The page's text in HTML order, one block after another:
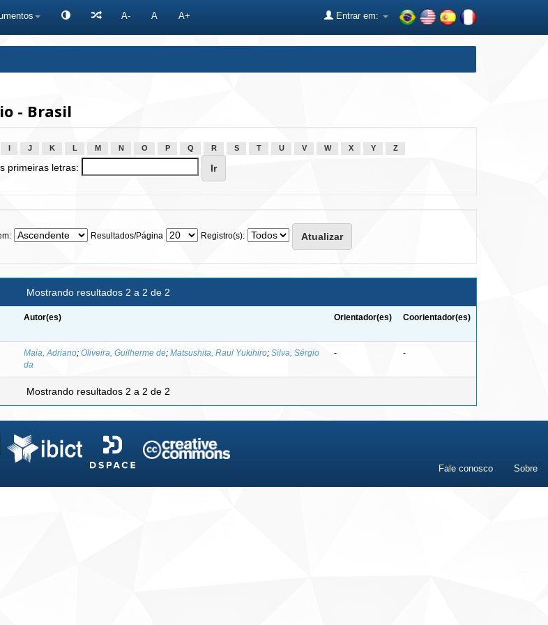
A- A A+ Entrar em:
- Brasil
J K L M N O P Q R S T U V W X Y Z
primeiras letras:
Resultados/Página Registro(s):
Mostrando resultados 2 a 2 de 2
Autor(es) Orientador(es) Coorientador(es)
Maia, Adriano; Oliveira, Guilherme de; Matsushita, Raul Yukihiro; Silva, Sérgio
da
- -
Mostrando resultados 2 a 2 de 2
Fale conosco Sobre